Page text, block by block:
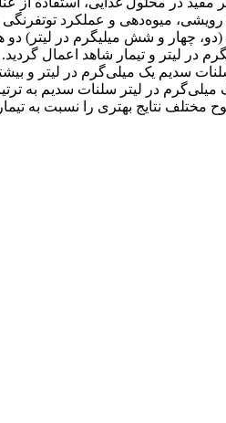
میوه‌دهی و عملکرد توت‏فرنگی
چهار و شش میلی‏گرم در لیتر) دو
در لیتر و تیمار شاهد اعمال
15 گرم) در تیمار محلول غذایی سلنات سدیم
مختلف نتایج بهتری را نسبت به